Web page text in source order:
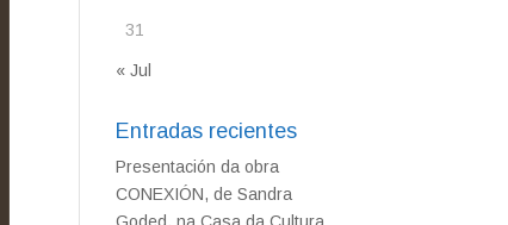
31
« Jul
Entradas recientes
Presentación da obra
CONEXIÓN, de Sandra